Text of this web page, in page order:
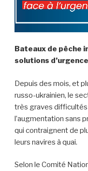
Bateaux de pêche
solutions d’urgence
Depuis des mois, et
russo-ukrainien, le
très graves
l’augmentation sans
qui contraignent de
leurs navires à quai.
Selon le Comité